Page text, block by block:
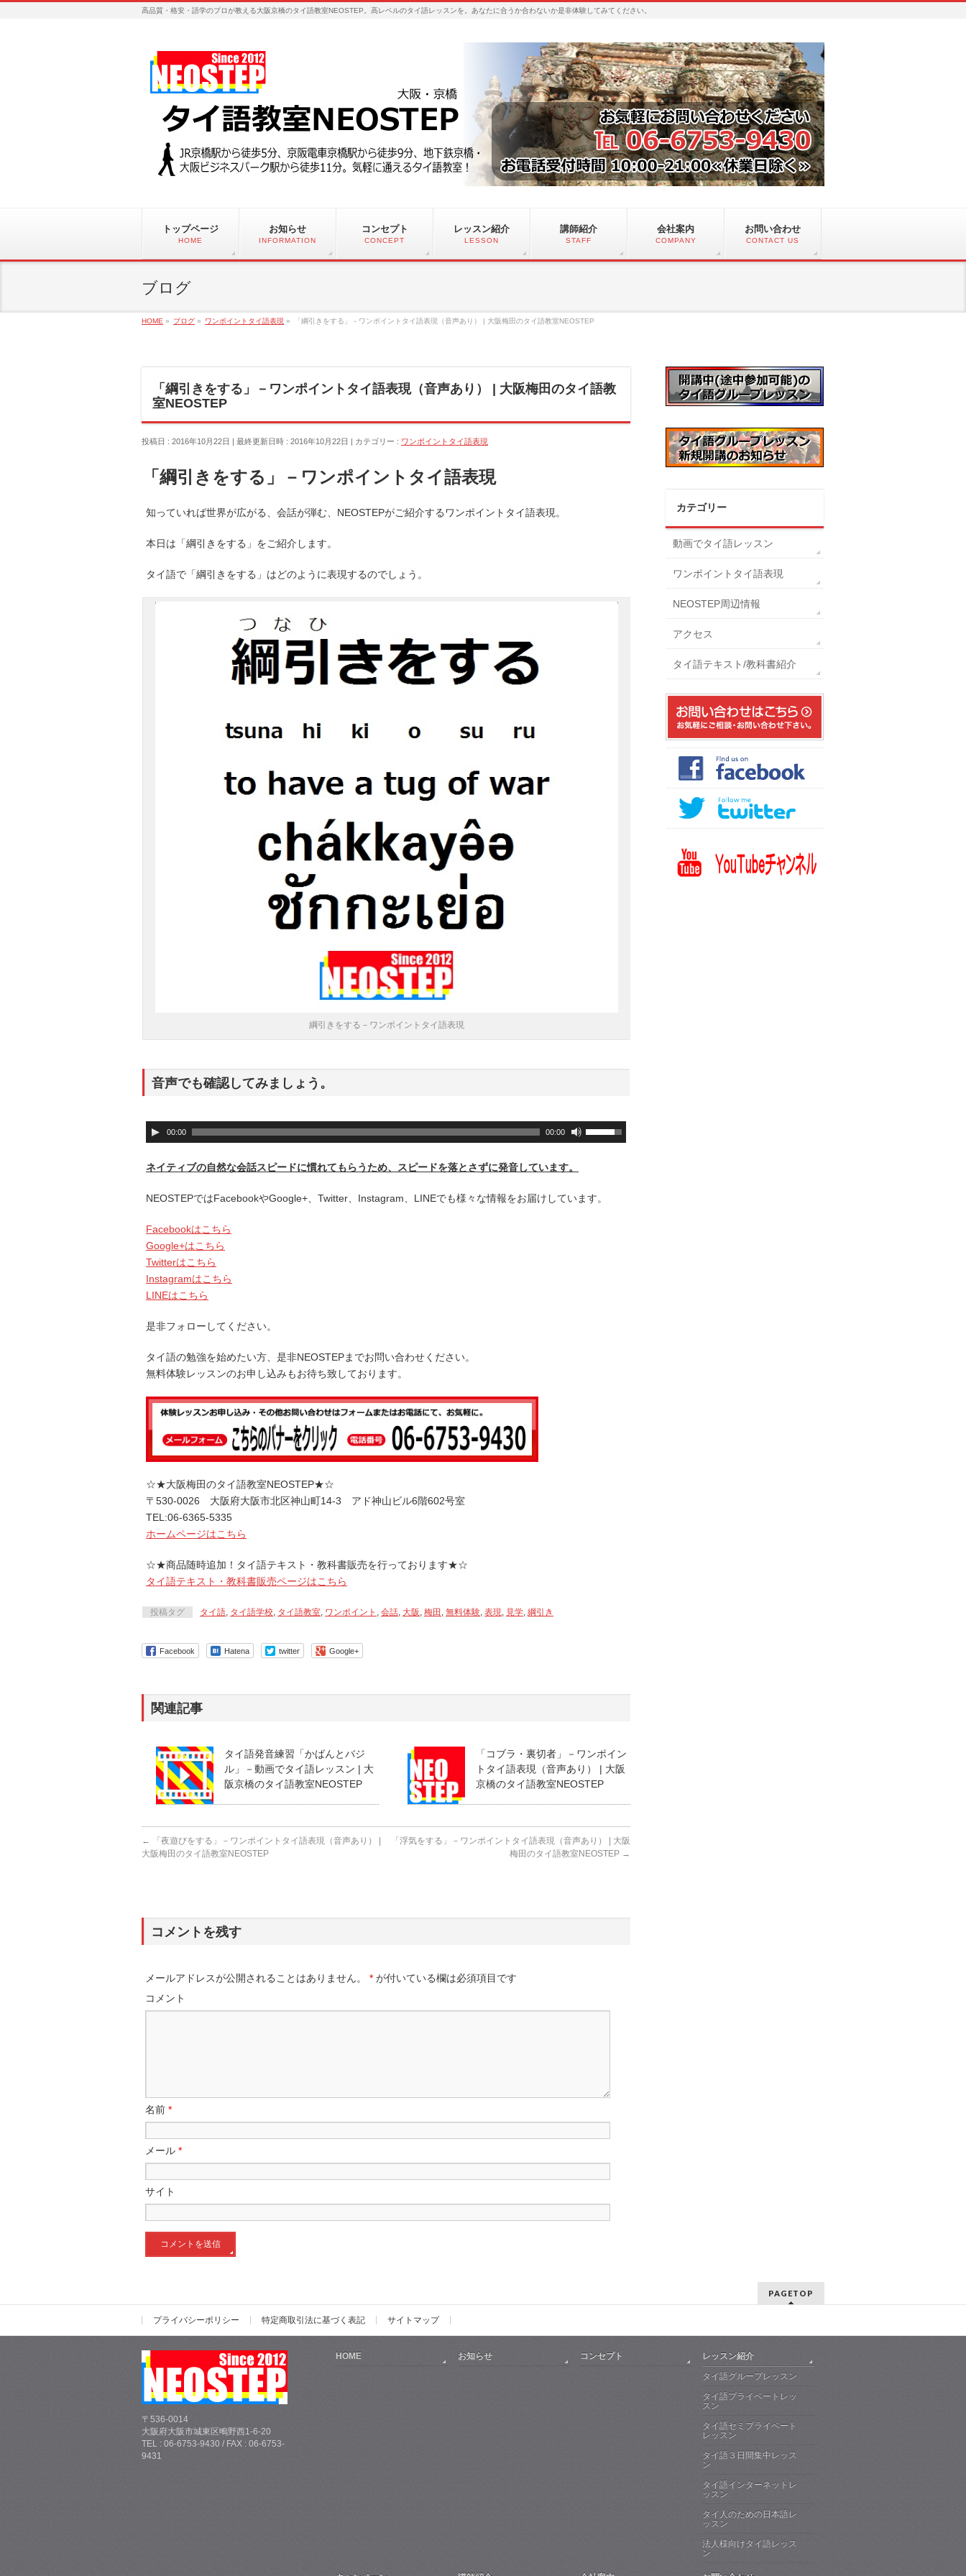
高品質・格安・語学のプロが教える大阪京橋のタイ語教室NEOSTEP。高レベルのタイ語レッスンを。あなたに合うか合わないか是非体験してみてください。
トップページ
HOME
お知らせ
INFORMATION
コンセプト
CONCEPT
レッスン紹介
LESSON
講師紹介
STAFF
会社案内
COMPANY
お問い合わせ
CONTACT US
ブログ
HOME » ブログ » ワンポイントタイ語表現 » 「綱引きをする」－ワンポイントタイ語表現（音声あり） | 大阪梅田のタイ語教室NEOSTEP
「綱引きをする」－ワンポイントタイ語表現（音声あり） | 大阪梅田のタイ語教
室NEOSTEP
投稿日 : 2016年10月22日 最終更新日時 : 2016年10月22日 カテゴリー : ワンポイントタイ語表現
「綱引きをする」－ワンポイントタイ語表現
知っていれば世界が広がる、会話が弾む、NEOSTEPがご紹介するワンポイントタイ語表現。
本日は「綱引きをする」をご紹介します。
タイ語で「綱引きをする」はどのように表現するのでしょう。
綱引きをする－ワンポイントタイ語表現
音声でも確認してみましょう。
音
声
プ
ー
ー
00:00 00:00
ボ
リ
ム
ネイティブの自然な会話スピードに慣れてもらうため、スピードを落とさずに発音しています。
NEOSTEPではFacebookやGoogle+、Twitter、Instagram、LINEでも様々な情報をお届けしています。
Facebookはこちら
Google+はこちら
Twitterはこちら
Instagramはこちら
LINEはこちら
是非フォローしてください。
タイ語の勉強を始めたい方、是非NEOSTEPまでお問い合わせください。
無料体験レッスンのお申し込みもお待ち致しております。
☆★大阪梅田のタイ語教室NEOSTEP★☆
〒530-0026 大阪府大阪市北区神山町14-3 アド神山ビル6階602号室
TEL:06-6365-5335
ホームページはこちら
☆★商品随時追加！タイ語テキスト・教科書販売を行っております★☆
タイ語テキスト・教科書販売ページはこちら
投稿タグ タイ語, タイ語学校, タイ語教室, ワンポイント , 会話, 大阪 , 梅田 , 無料体験, 表現, 見学, 綱引き
Facebook Hatena twitter Google+
関連記事
タイ語発音練習「かばんとバジ
ル」－動画でタイ語レッスン | 大
阪京橋のタイ語教室NEOSTEP
「コブラ・裏切者」－ワンポイン
トタイ語表現（音声あり） | 大阪
京橋のタイ語教室NEOSTEP
←
「夜遊びをする」－ワンポイントタイ語表現（音声あり） |
大阪梅田のタイ語教室NEOSTEP
「浮気をする」－ワンポイントタイ語表現（音声あり） | 大阪
梅田のタイ語教室NEOSTEP →
コメントを残す
メールアドレスが公開されることはありません。 * が付いている欄は必須項目です
コメント
名前 *
メール *
サイト
カテゴリー
動画でタイ語レッスン
ワンポイントタイ語表現
NEOSTEP周辺情報
アクセス
タイ語テキスト/教科書紹介
PAGETOP
プライバシーポリシー 特定商取引法に基づく表記 サイトマップ
〒536-0014
大阪府大阪市城東区鴫野西1-6-20
TEL : 06-6753-9430 / FAX : 06-6753-
9431
HOME お知らせ コンセプト
レッスン紹介
タイ語グループレッスン
タイ語プライベートレッ
スン
タイ語セミプライベート
レッスン
タイ語３日間集中レッス
ン
タイ語インターネットレ
ッスン
タイ人のための日本語レ
ッスン
法人様向けタイ語レッス
ン